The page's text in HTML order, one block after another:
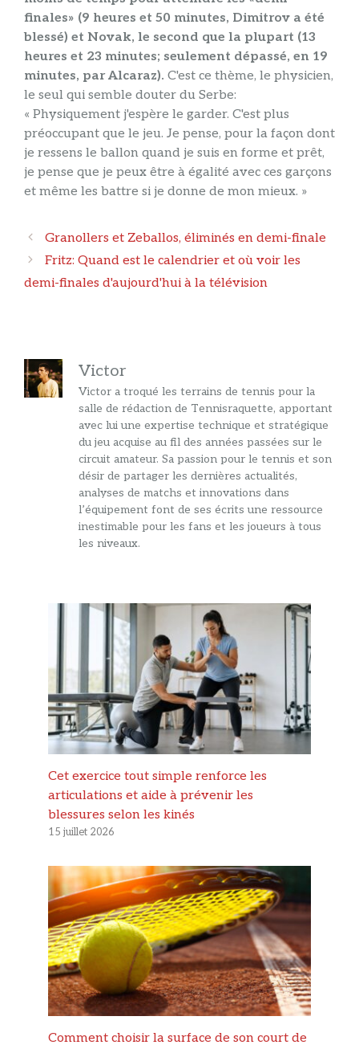
finales» (9 heures et 50 minutes, Dimitrov a été
blessé) et Novak, le second que la plupart (13
heures et 23 minutes; seulement dépassé, en 19
minutes, par Alcaraz). C'est ce thème, le physicien,
le seul qui semble douter du Serbe:
« Physiquement j'espère le garder. C'est plus
préoccupant que le jeu. Je pense, pour la façon dont
je ressens le ballon quand je suis en forme et prêt,
je pense que je peux être à égalité avec ces garçons
et même les battre si je donne de mon mieux. »
Navigation
des
articles
Granollers et Zeballos, éliminés en demi-finale
Fritz: Quand est le calendrier et où voir les
demi-finales d'aujourd'hui à la télévision
Victor
Victor a troqué les terrains de tennis pour la
salle de rédaction de Tennisraquette, apportant
avec lui une expertise technique et stratégique
du jeu acquise au fil des années passées sur le
circuit amateur. Sa passion pour le tennis et son
désir de partager les dernières actualités,
analyses de matchs et innovations dans
l’équipement font de ses écrits une ressource
inestimable pour les fans et les joueurs à tous
les niveaux.
Cet exercice tout simple renforce les
articulations et aide à prévenir les
blessures selon les kinés
15 juillet 2026
Comment choisir la surface de son court de